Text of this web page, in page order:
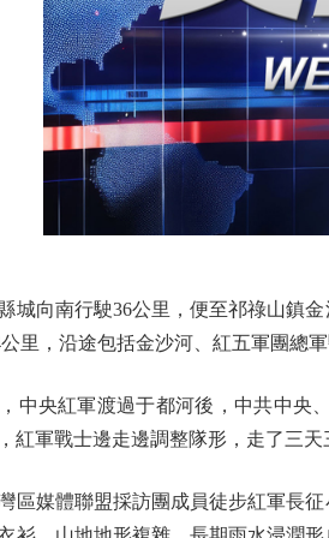
向南行駛36公里，便至祁祿山鎮金
里，沿途包括金沙河、紅五軍團總
央紅軍渡過于都河後，中共中央
紅軍戰士邊走邊調整隊形，走了三
媒體聯盟採訪團成員徒步紅軍長征